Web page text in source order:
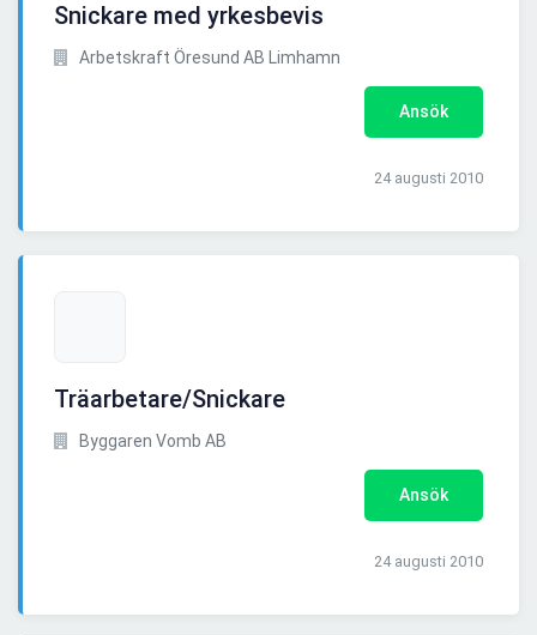
Snickare med yrkesbevis
Arbetskraft Öresund AB Limhamn
Ansök
24 augusti 2010
Träarbetare/Snickare
Byggaren Vomb AB
Ansök
24 augusti 2010